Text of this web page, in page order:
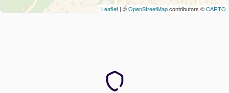
Leaflet | ©OpenStreetMapcontributors ©CARTO